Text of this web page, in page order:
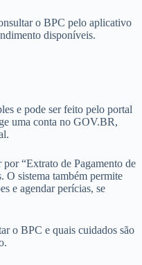
o BPC pelo aplicativo
disponíveis.
e pode ser feito pelo portal
uma conta no GOV.BR,
“Extrato de Pagamento de
O sistema também permite
e agendar perícias, se
o BPC e quais cuidados são